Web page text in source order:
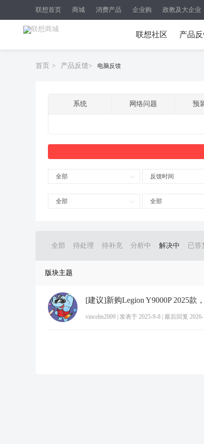
联想首页 商城 消费产品 企业购 政教及大企业
联想社区 产品
首页 > 产品反馈> 电脑反馈
系统 网络问题 预
全部 反馈时间
全部 全部
全部 待处理 待补充 分析中 解决中 已答
版块主题
vincelin2009 发表于 2025-9-8 最后回复